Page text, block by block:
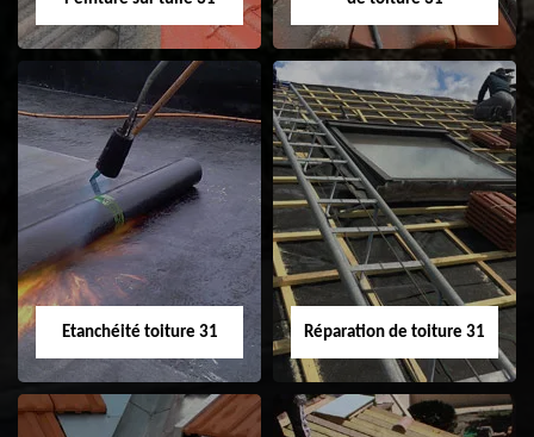
Peinture sur tuile
31
Nettoyage
demoussage de
toiture 31
Etanchéité toiture 31 Réparation de toiture 31